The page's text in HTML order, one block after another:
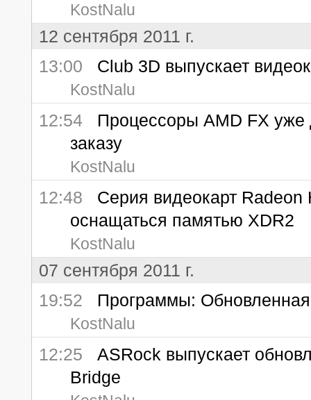
KostNalu
12 сентября 2011 г.
13:00 Club 3D выпускает
KostNalu
12:54 Процессоры AMD FX уже
заказу
KostNalu
12:48 Серия видеокарт Radeon
оснащаться памятью XDR2
KostNalu
07 сентября 2011 г.
19:52 Программы:
KostNalu
12:25 ASRock выпускает
Bridge